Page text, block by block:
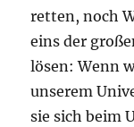
retten, noch
eins der
lösen: Wenn
unserem
sie sich beim